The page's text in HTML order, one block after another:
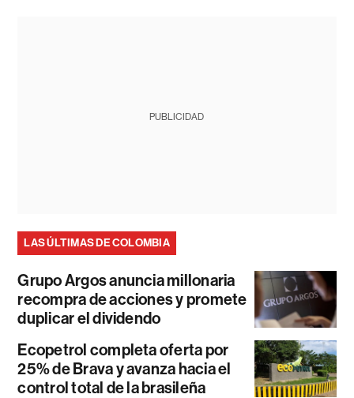
PUBLICIDAD
LAS ÚLTIMAS DE COLOMBIA
Grupo Argos anuncia millonaria
recompra de acciones y promete
duplicar el dividendo
Ecopetrol completa oferta por
25% de Brava y avanza hacia el
control total de la brasileña